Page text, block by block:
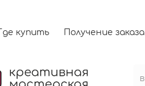
Где купить Получение заказа